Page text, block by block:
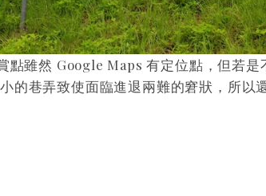
點雖然 Google Maps 有定位點，但若
小的巷弄致使面臨進退兩難的窘狀，所以